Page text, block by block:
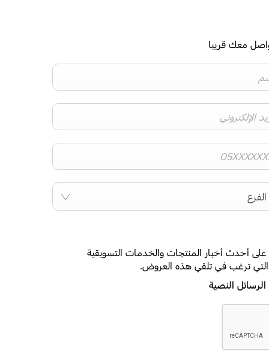
معك قريبا
أحدث أخبار المنتجات والخدمات التسويقية
التي ترغب في تلقي هذه العروض.
الرسائل النصية